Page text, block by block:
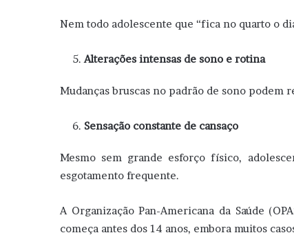
Nem todo adolescente que “fica no quarto o
Alterações intensas de sono e rotina
Mudanças bruscas no padrão de sono
Sensação constante de cansaço
Mesmo sem grande esforço físico,
esgotamento frequente.
A Organização Pan-Americana da Saúde
começa antes dos 14 anos, embora muitos